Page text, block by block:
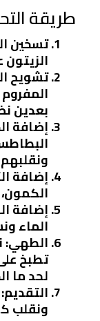
طريقة
تسخين
تشويح
بعدين
إضافة
إضافة
إضافة
الماء
الطهي:
لحد ما
التقديم
ونقلب